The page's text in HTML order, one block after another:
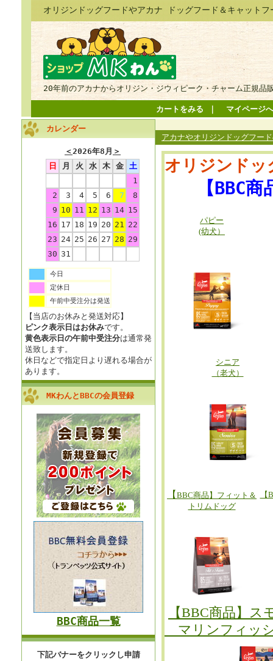
オリジンドッグフードやアカナ ドッグフード＆キャットフ
20年前のアカナからオリジン・ジウィピーク・チャーム正規品
カートをみる マイページ
カレンダー
＜2026年8月 ＞
日
月 火 水 木 金
土
1
2
3 4 5 6 7
8
9 10 11 12 13 14 15
16 17 18 19 20 21 22
23 24 25 26 27 28 29
30 31
今日
定休日
午前中受注分は発送
【当店のお休みと発送対応】
ピンク表示日はお休みです。
黄色表示日の午前中受注分は通常発
送致します。
休日などで指定日より遅れる場合が
あります。
MKわんとBBCの会員登録
BBC商品一覧
下記バナーをクリックし申請
アカナやオリジンドッグフード
オリジンド
【BBC
パピー
(幼犬）
シニア
（老犬）
【 BBC商品】フィット＆
トリムドッグ
【BBC商品】
マリンフィッ